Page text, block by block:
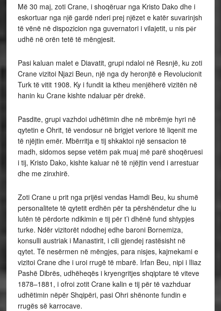
Më 30 maj, zoti Crane, i shoqëruar nga Kristo Dako dhe i
eskortuar nga një gardë nderi prej njëzet e katër suvarinjsh
të vënë në dispozicion nga guvernatori i vilajetit, u nis pёr
udhë në orën tetë të mëngjesit.
Pasi kaluan malet e Diavatit, grupi ndaloi në Resnjë, ku zoti
Crane vizitoi Njazi Beun, një nga dy heronjtë e Revolucionit
Turk të vitit 1908. Ky i fundit ia ktheu menjëherë vizitën në
hanin ku Crane kishte ndaluar për drekë.
Pasdite, grupi vazhdoi udhëtimin dhe në mbrëmje hyri në
qytetin e Ohrit, të vendosur në brigjet veriore të liqenit me
të njëjtin emër. Mbërritja e tij shkaktoi një sensacion të
madh, sidomos sepse vetëm pak muaj më parë shoqëruesi
i tij, Kristo Dako, kishte kaluar në të njëjtin vend i arrestuar
dhe me zinxhirë.
Zoti Crane u prit nga prijësi vendas Hamdi Beu, ku shumë
personalitete të qytetit erdhën për ta përshëndetur dhe iu
lutën të përdorte ndikimin e tij për t’i dhënë fund shtypjes
turke. Ndër vizitorët ndodhej edhe baroni Bornemiza,
konsulli austriak i Manastirit, i cili gjendej rastësisht në
qytet. Të nesërmen në mëngjes, para nisjes, kajmekami e
vizitoi Crane dhe i uroi rrugë të mbarë. Irfan Beu, nipi i Iliaz
Pashë Dibrës, udhëheqës i kryengritjes shqiptare të viteve
1878–1881, i ofroi zotit Crane kalin e tij për të vazhduar
udhëtimin nëpër Shqipëri, pasi Ohri shënonte fundin e
rrugës së karrocave.